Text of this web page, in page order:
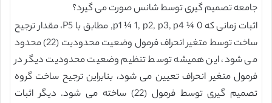
جامعه تصمیم گیری توسط شانس صورت می گیرد؟
اثبات زمانی که p1 ¼ 1, p2, p3, p4 ¼ 0, مطابق با P5، مقدار ترجیح
ساخت توسط متغیر انحراف فرمول وضعیت محدودیت (22) محدود
می شود، این همیشه توسط تنظیم وضعیت محدودیت دیگر در
فرمول متغیر انحراف تعیین می شود، بنابراین ترجیح ساخت گروه
تصمیم گیری توسط فرمول (22) ساخته می شود. دیگر اثبات